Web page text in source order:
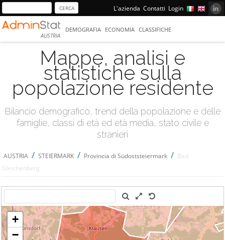
L'azienda Contatti Login
AUSTRIA
DEMOGRAFIA ECONOMIA CLASSIFICHE
Mappe, analisi e
statistiche sulla
popolazione residente
Bilancio demografico, trend della popolazione e delle
famiglie, classi di età ed età media, stato civile e
stranieri
AUSTRIA / STEIERMARK / Provincia di Südoststeiermark / Bad
Gleichenberg